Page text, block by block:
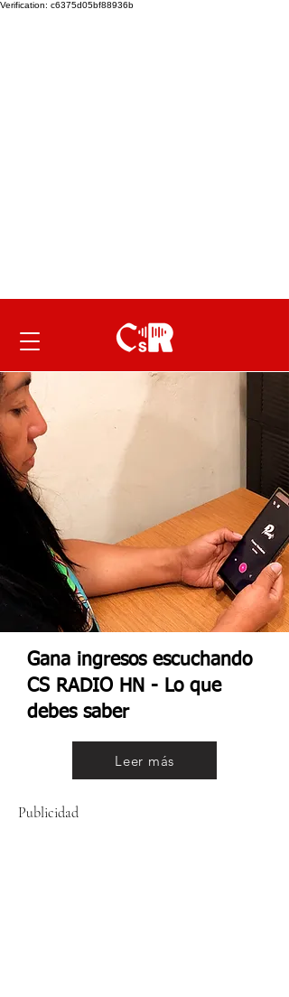
Verification: c6375d05bf88936b
Gana ingresos escuchando
CS RADIO HN - Lo que
debes saber
Leer más
Publicidad